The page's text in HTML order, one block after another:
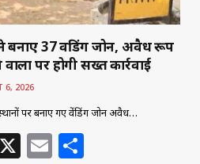
बनाए 37 वेंडिंग जोन, अवैध रूप
पर होगी सख्त कार्रवाई
6, 2026
पर बनाए गए वेंडिंग जोन अवैध…
X E